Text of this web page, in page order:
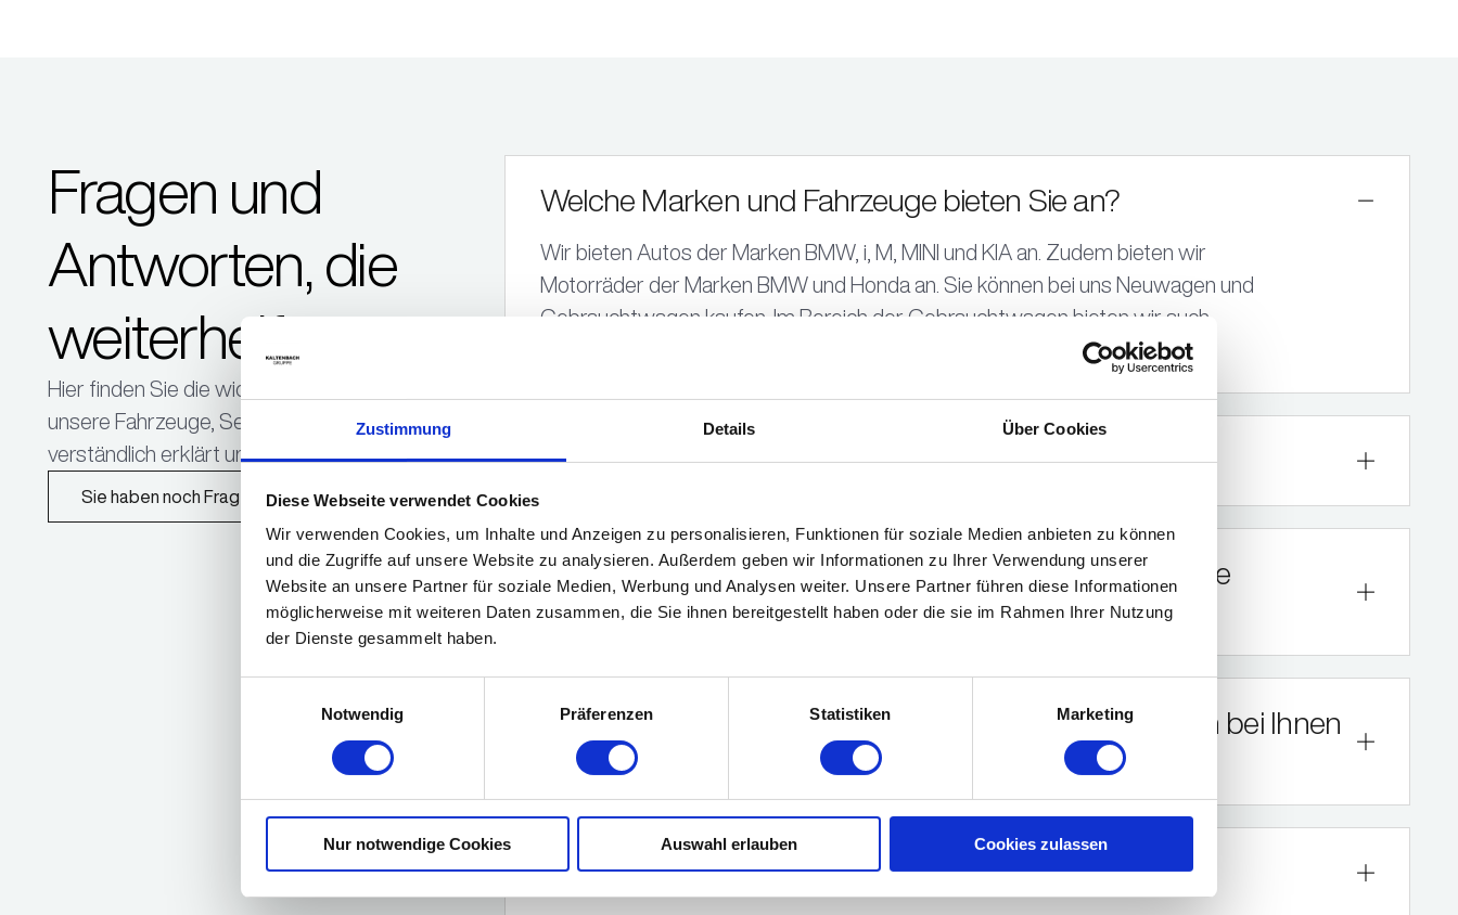
Zustimmung Details Über Cookies
Diese Webseite verwendet Cookies
Wir verwenden Cookies, um Inhalte und Anzeigen zu personalisieren, Funktionen für soziale Medien anbieten zu können
und die Zugriffe auf unsere Website zu analysieren. Außerdem geben wir Informationen zu Ihrer Verwendung unserer
Website an unsere Partner für soziale Medien, Werbung und Analysen weiter. Unsere Partner führen diese Informationen
möglicherweise mit weiteren Daten zusammen, die Sie ihnen bereitgestellt haben oder die sie im Rahmen Ihrer Nutzung
der Dienste gesammelt haben.
Notwendig
Präferenzen Statistiken Marketing
Nur notwendige Cookies Auswahl erlauben Cookies zulassen
Fragen und
Antworten, die
weiterhelfen.
Hier finden Sie die wichtigsten Fragen rund um
unsere Fahrzeuge, Services und Angebote –
verständlich erklärt und jederzeit abrufbar.
Sie haben noch Fragen?
Welche Marken und Fahrzeuge bieten Sie an?
Wir bieten Autos der Marken BMW, i, M, MINI und KIA an. Zudem bieten wir
Motorräder der Marken BMW und Honda an. Sie können bei uns Neuwagen und
Gebrauchtwagen kaufen. Im Bereich der Gebrauchtwagen bieten wir auch
Kann ich mein Fahrzeug bei Ihnen finanzieren?
Wie kann ich einen Termin für eine Probefahrt und eine
Fahrzeugberatung vereinbaren?
Nehmen Sie mein altes Fahrzeug in Zahlung, wenn ich bei Ihnen
ein neues Fahrzeug kaufe?
Bieten Sie Service- und Reparaturpakete an?